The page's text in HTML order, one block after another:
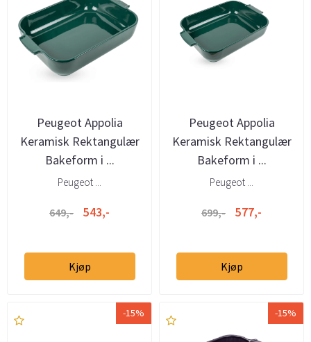
Peugeot Appolia
Keramisk Rektangulær
Bakeform i ...
Peugeot ...
649,- 543,-
Kjøp
Peugeot Appolia
Keramisk Rektangulær
Bakeform i ...
Peugeot ...
699,- 577,-
Kjøp
-15% -15%